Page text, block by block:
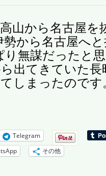
山から名古屋を
勢から名古屋へ
り無謀だったと
出てきていた長
しまったのです
Telegram
その他